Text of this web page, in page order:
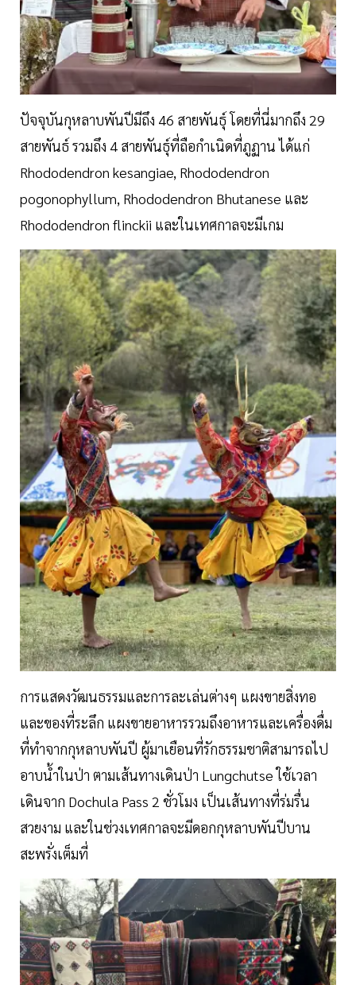
ปัจจุบันกุหลาบพันปีมีถึง 46 สายพันธุ์ โดยที่นี่มากถึง 29
สายพันธ์ รวมถึง 4 สายพันธุ์ที่ถือกำเนิดที่ภูฏาน ได้แก่
Rhododendron kesangiae, Rhododendron
pogonophyllum, Rhododendron Bhutanese และ
Rhododendron flinckii และในเทศกาลจะมีเกม
การแสดงวัฒนธรรมและการละเล่นต่างๆ แผงขายสิ่งทอ
และของที่ระลึก แผงขายอาหารรวมถึงอาหารและเครื่องดื่ม
ที่ทำจากกุหลาบพันปี ผู้มาเยือนที่รักธรรมชาติสามารถไป
อาบน้ำในป่า ตามเส้นทางเดินป่า Lungchutse ใช้เวลา
เดินจาก Dochula Pass 2 ชั่วโมง เป็นเส้นทางที่ร่มรื่น
สวยงาม และในช่วงเทศกาลจะมีดอกกุหลาบพันปีบาน
สะพรั่งเต็มที่